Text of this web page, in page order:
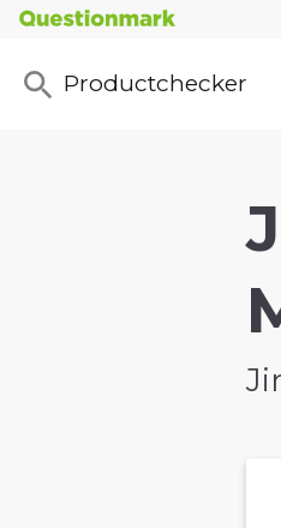
Productchecker